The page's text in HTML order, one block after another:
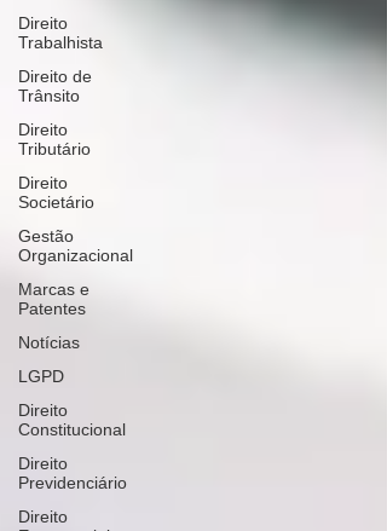
Direito
Trabalhista
Direito de
Trânsito
Direito
Tributário
Direito
Societário
Gestão
Organizacional
Marcas e
Patentes
Notícias
LGPD
Direito
Constitucional
Direito
Previdenciário
Direito